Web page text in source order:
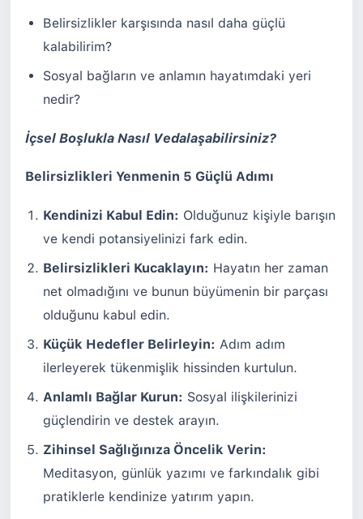
Belirsizlikler karşısında nasıl daha güçlü
kalabilirim?
Sosyal bağların ve anlamın hayatımdaki yeri
nedir?
İçsel Boşlukla Nasıl Vedalaşabilirsiniz?
Belirsizlikleri Yenmenin 5 Güçlü Adımı
Kendinizi Kabul Edin: Olduğunuz kişiyle barışın
ve kendi potansiyelinizi fark edin.
Belirsizlikleri Kucaklayın: Hayatın her zaman
net olmadığını ve bunun büyümenin bir parçası
olduğunu kabul edin.
Küçük Hedefler Belirleyin: Adım adım
ilerleyerek tükenmişlik hissinden kurtulun.
Anlamlı Bağlar Kurun: Sosyal ilişkilerinizi
güçlendirin ve destek arayın.
Zihinsel Sağlığınıza Öncelik Verin:
Meditasyon, günlük yazımı ve farkındalık gibi
pratiklerle kendinize yatırım yapın.